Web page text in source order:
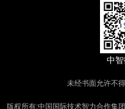
中
未经书面允许不
版权所有:中国国际技术智力合作集